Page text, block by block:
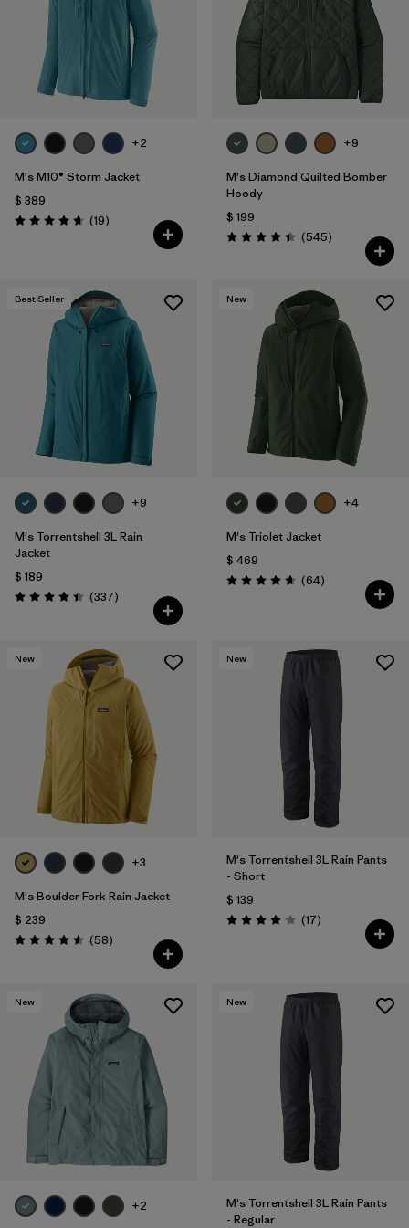
Filtrar por
Features 1
Filtrar por
Materials & Fabric
+2
M's M10® Storm Jacket
$ 389
Valoración: 4.7 / 5
(19Comentarios
)
+9
M's Diamond Quilted Bomber
Hoody
$ 199
Valoración: 4.4 / 5
(545Comentarios
)
Best Seller
+9
M's Torrentshell 3L Rain
Jacket
$ 189
Valoración: 4.4 / 5
(337Comentarios
)
New
+4
M's Triolet Jacket
$ 469
Valoración: 4.7 / 5
(64Comentarios
)
New
+3
M's Boulder Fork Rain Jacket
$ 239
Valoración: 4.5 / 5
(58Comentarios
)
New
M's Torrentshell 3L Rain Pants
- Short
$ 139
Valoración: 4.1 / 5
(17Comentarios
)
New
+2
New
M's Torrentshell 3L Rain Pants
- Regular